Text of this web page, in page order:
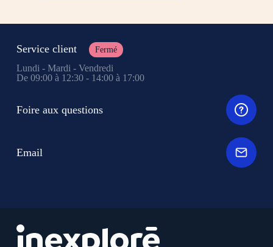
Service client Fermé
Lundi - Mardi - Vendredi
De 09:00 à 12:30 - 14:00 à 17:00
Foire aux questions
Email